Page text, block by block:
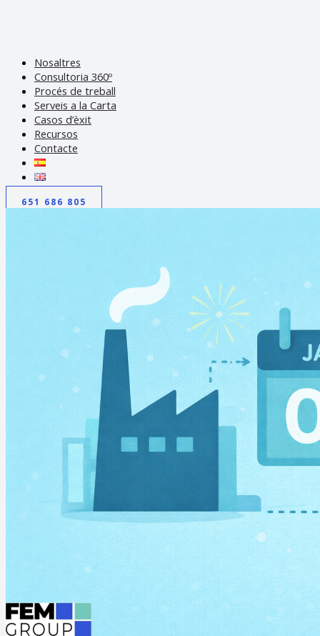
Nosaltres
Consultoria 360º
Procés de treball
Serveis a la Carta
Casos d’èxit
Recursos
Contacte
651 686 805